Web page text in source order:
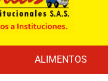
ALIMENTOS